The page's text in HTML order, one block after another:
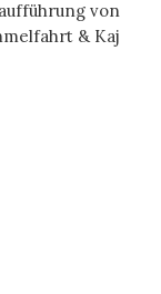
von
& Kaj